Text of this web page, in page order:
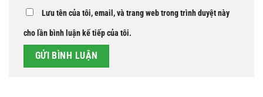
Lưu tên của tôi, email, và trang web trong trình duyệt này
cho lần bình luận kế tiếp của tôi.